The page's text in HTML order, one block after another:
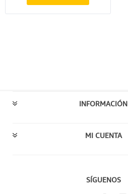
INFORMACIÓN
MI CUENTA
SÍGUENOS